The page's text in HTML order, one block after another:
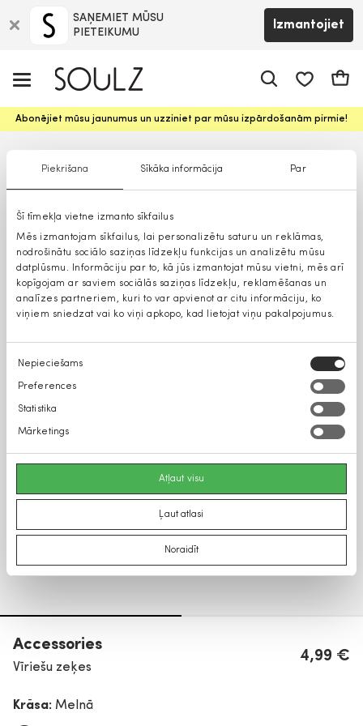
Piekrišana Sīkāka informācija Par
Šī tīmekļa vietne izmanto sīkfailus
Mēs izmantojam sīkfailus, lai personalizētu saturu un reklāmas,
nodrošinātu sociālo saziņas līdzekļu funkcijas un analizētu mūsu
datplūsmu. Informāciju par to, kā jūs izmantojat mūsu vietni, mēs arī
kopīgojam ar saviem sociālās saziņas līdzekļu, reklamēšanas un
analīzes partneriem, kuri to var apvienot ar citu informāciju, ko
viņiem sniedzat vai ko viņi apkopo, kad lietojat viņu pakalpojumus.
Piekrišanas
izvēle
Nepieciešams
Preferences
Statistika
Mārketings
Atļaut visu
Ļaut atlasi
Noraidīt
SAŅEMIET MŪSU
PIETEIKUMU
Izmantojiet
Abonējiet mūsu jaunumus un uzziniet par mūsu izpārdošanām pirmie!
Accessories
Vīriešu zeķes
4,99 €
Krāsa: Melnā